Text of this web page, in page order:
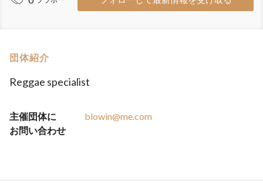
団体紹介
Reggae specialist
主催団体に
お問い合わせ
blowin@me.com